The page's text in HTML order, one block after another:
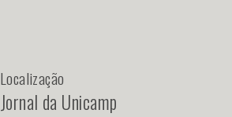
Localização
Jornal da Unicamp